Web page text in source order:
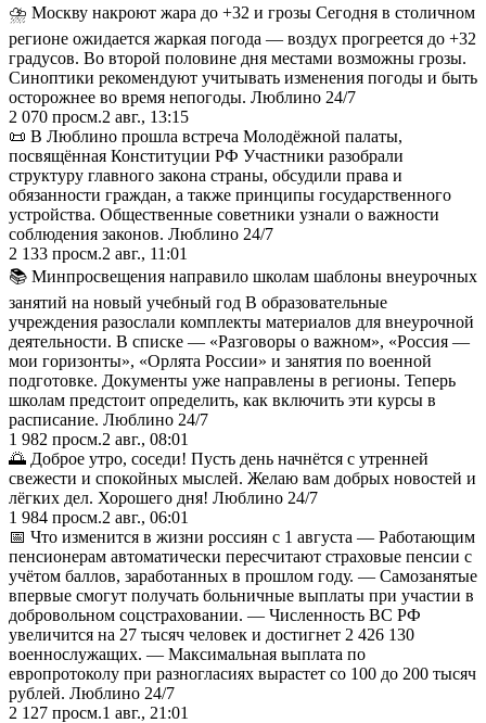
⛈ Москву накроют жара до +32 и грозы Сегодня в столичном
регионе ожидается жаркая погода — воздух прогреется до +32
градусов. Во второй половине дня местами возможны грозы.
Синоптики рекомендуют учитывать изменения погоды и быть
осторожнее во время непогоды. Люблино 24/7
2 070 просм.2 авг., 13:15
📜 В Люблино прошла встреча Молодёжной палаты,
посвящённая Конституции РФ Участники разобрали
структуру главного закона страны, обсудили права и
обязанности граждан, а также принципы государственного
устройства. Общественные советники узнали о важности
соблюдения законов. Люблино 24/7
2 133 просм.2 авг., 11:01
📚 Минпросвещения направило школам шаблоны внеурочных
занятий на новый учебный год В образовательные
учреждения разослали комплекты материалов для внеурочной
деятельности. В списке — «Разговоры о важном», «Россия —
мои горизонты», «Орлята России» и занятия по военной
подготовке. Документы уже направлены в регионы. Теперь
школам предстоит определить, как включить эти курсы в
расписание. Люблино 24/7
1 982 просм.2 авг., 08:01
🌅 Доброе утро, соседи! Пусть день начнётся с утренней
свежести и спокойных мыслей. Желаю вам добрых новостей и
лёгких дел. Хорошего дня! Люблино 24/7
1 984 просм.2 авг., 06:01
📅 Что изменится в жизни россиян с 1 августа — Работающим
пенсионерам автоматически пересчитают страховые пенсии с
учётом баллов, заработанных в прошлом году. — Самозанятые
впервые смогут получать больничные выплаты при участии в
добровольном соцстраховании. — Численность ВС РФ
увеличится на 27 тысяч человек и достигнет 2 426 130
военнослужащих. — Максимальная выплата по
европротоколу при разногласиях вырастет со 100 до 200 тысяч
рублей. Люблино 24/7
2 127 просм.1 авг., 21:01